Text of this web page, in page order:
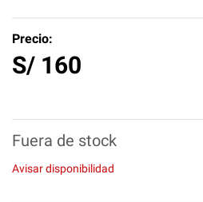
Precio:
S/ 160
Fuera de stock
Avisar disponibilidad